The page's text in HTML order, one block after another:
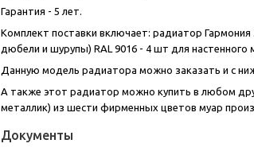
Гарантия - 5 лет.
Комплект поставки включает: радиатор
дюбели и шурупы) RAL 9016 - 4 шт для настенного
Данную модель радиатора можно заказать и с
А также этот радиатор можно купить в любом
металлик) из шести фирменных цветов муар
Документы